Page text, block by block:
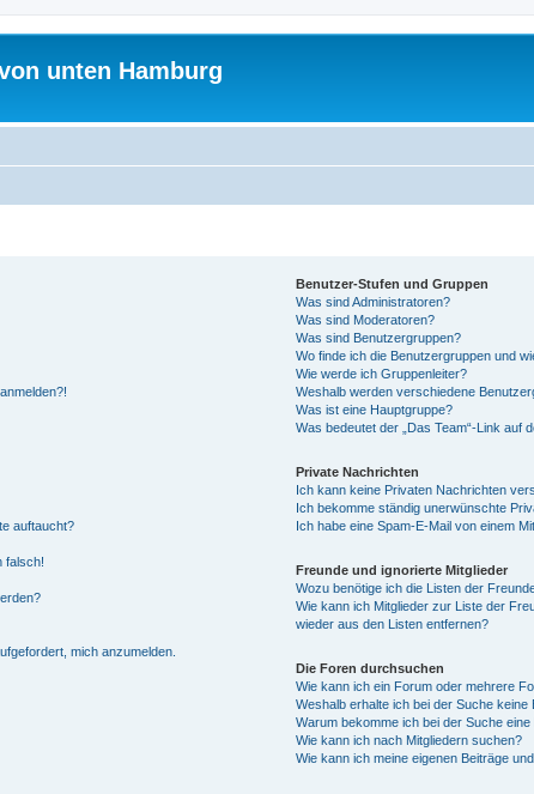
unten Hamburg
auftaucht?
falsch!
mich anzumelden.
Benutzer-Stufen und Gruppen
Was sind Administratoren?
Was sind Moderatoren?
Was sind Benutzergruppen?
Wo finde ich die Benutzergruppen und
Wie werde ich Gruppenleiter?
Weshalb werden verschiedene
Was ist eine Hauptgruppe?
Was bedeutet der „Das Team“-Link auf
Private Nachrichten
Ich kann keine Privaten Nachrichten
Ich bekomme ständig unerwünschte
Ich habe eine Spam-E-Mail von einem
Freunde und ignorierte Mitglieder
Wozu benötige ich die Listen der
Wie kann ich Mitglieder zur Liste der
wieder aus den Listen entfernen?
Die Foren durchsuchen
Wie kann ich ein Forum oder mehrere
Weshalb erhalte ich bei der Suche keine
Warum bekomme ich bei der Suche eine
Wie kann ich nach Mitgliedern suchen?
Wie kann ich meine eigenen Beiträge